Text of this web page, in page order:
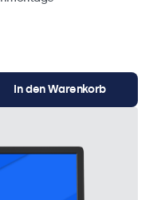
In den Warenkorb